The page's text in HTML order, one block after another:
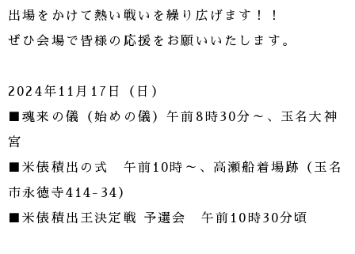
出場をかけて熱い戦いを繰り広げます！！
ぜひ会場で皆様の応援をお願いいたします。
2024年11月17日（日）
■魂来の儀（始めの儀）午前8時30分～、玉名大神
宮
■米俵積出の式 午前10時～、高瀬船着場跡（玉名
市永徳寺414-34）
■米俵積出王決定戦 予選会 午前10時30分頃